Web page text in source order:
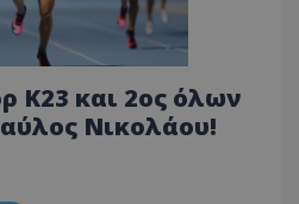
Κ23 και 2ος όλων
Νικολάου!